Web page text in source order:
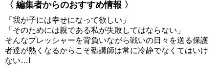
〈 編集者からのおすすめ情報 〉
「我が子には幸せになって欲しい」
「そのためには親である私が失敗してはならない」
そんなプレッシャーを背負いながら戦いの日々を送る保護
者達が熱くなるからこそ塾講師は常に冷静でなくてはいけ
ない…!